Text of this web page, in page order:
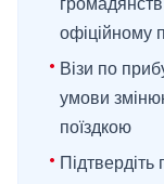
офіційному
Візи по
умови
поїздкою
Підтвердіть